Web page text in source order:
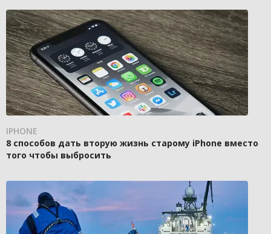
IPHONE
8 способов дать вторую жизнь старому iPhone вместо
того чтобы выбросить